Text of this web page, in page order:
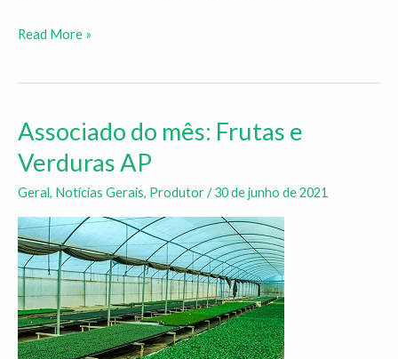
Read More »
Associado do mês: Frutas e
Verduras AP
Geral, Notícias Gerais, Produtor/30 de junho de 2021
Associado
do
mês:
Frutas
e
Verduras
AP